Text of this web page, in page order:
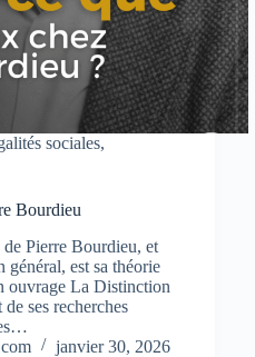
sociales,
Bourdieu
Pierre Bourdieu, et
général, est sa théorie
ouvrage La Distinction
ses recherches
janvier 30, 2026